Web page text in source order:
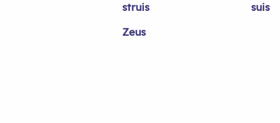
struis
suis
Zeus